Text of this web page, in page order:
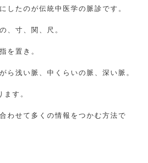
したのが伝統中医学の脈診です。
、寸、関、尺。
を置き。
ら浅い脈、中くらいの脈、深い脈。
す。
わせて多くの情報をつかむ方法で